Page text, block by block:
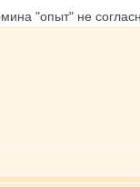
"опыт" не